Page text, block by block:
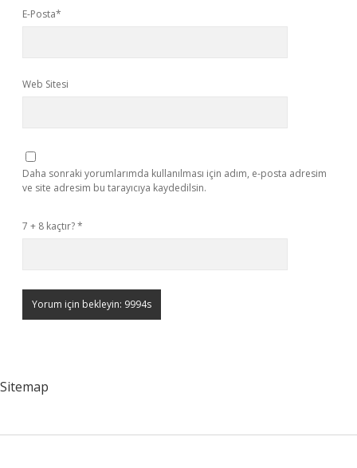
E-Posta*
Web Sitesi
Daha sonraki yorumlarımda kullanılması için adım, e-posta adresim
ve site adresim bu tarayıcıya kaydedilsin.
7 + 8 kaçtır?*
Sitemap